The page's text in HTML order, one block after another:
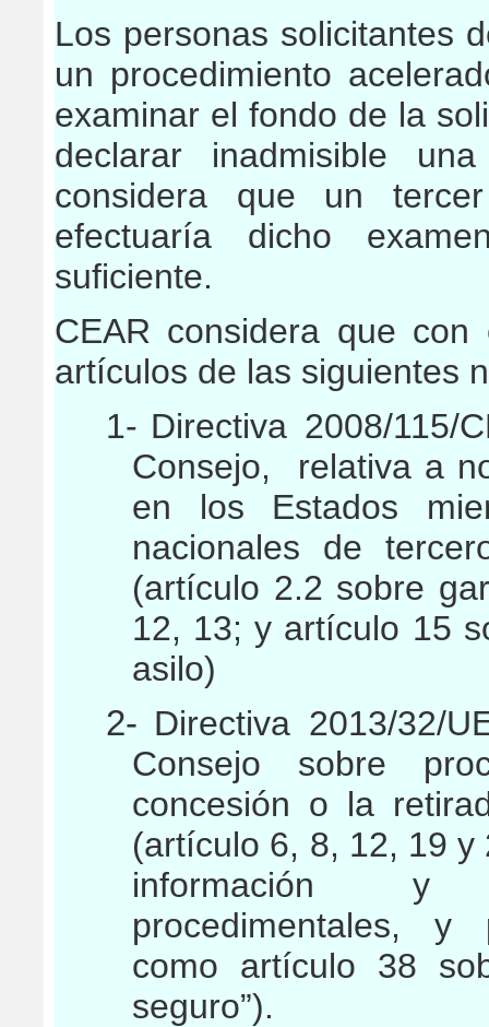
Los personas solicitantes
un procedimiento
examinar el fondo de la
declarar inadmisible
considera que un
efectuaría dicho
suficiente.
CEAR considera que
artículos de las siguientes
1- Directiva 2008/115/
Consejo, relativa a
en los Estados
nacionales de
(artículo 2.2 sobre
12, 13; y artículo 15
asilo)
2- Directiva 2013/32/
Consejo sobre
concesión o la
(artículo 6, 8, 12, 19
información y
procedimentales, y
como artículo 38
seguro”).